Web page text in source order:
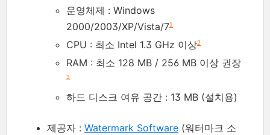
운영체제 : Windows
2000/2003/XP/Vista/71
CPU : 최소 Intel 1.3 GHz 이상2
RAM : 최소 128 MB / 256 MB 이상 권장
3
하드 디스크 여유 공간 : 13 MB (설치용)
제공자 : Watermark Software (워터마크 소